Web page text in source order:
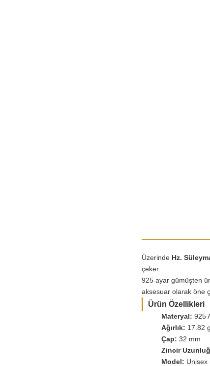
Üzerinde Hz.
çeker.
925 ayar gümüşten
aksesuar olarak öne
Ürün Özellikleri
Materyal: 925
Ağırlık: 17.82
Çap: 32 mm
Zincir
Model: Unisex